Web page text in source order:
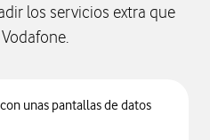
los servicios extra que